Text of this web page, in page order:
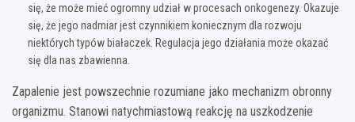
się, że może mieć ogromny udział w procesach onkogenezy. Okazuje
się, że jego nadmiar jest czynnikiem koniecznym dla rozwoju
niektórych typów białaczek. Regulacja jego działania może okazać
się dla nas zbawienna.
Zapalenie jest powszechnie rozumiane jako mechanizm obronny
organizmu. Stanowi natychmiastową reakcję na uszkodzenie